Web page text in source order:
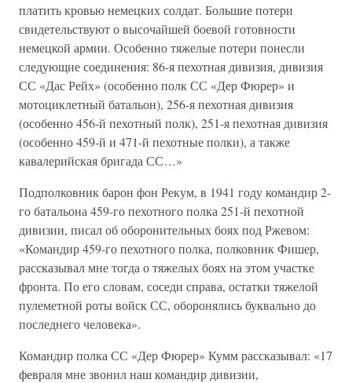
платить кровью немецких солдат. Большие потери
свидетельствуют о высочайшей боевой готовности
немецкой армии. Особенно тяжелые потери понесли
следующие соединения: 86-я пехотная дивизия, дивизия
СС «Дас Рейх» (особенно полк СС «Дер Фюрер» и
мотоциклетный батальон), 256-я пехотная дивизия
(особенно 456-й пехотный полк), 251-я пехотная дивизия
(особенно 459-й и 471-й пехотные полки), а также
кавалерийская бригада СС…»
Подполковник барон фон Рекум, в 1941 году командир 2-
го батальона 459-го пехотного полка 251-й пехотной
дивизии, писал об оборонительных боях под Ржевом:
«Командир 459-го пехотного полка, полковник Фишер,
рассказывал мне тогда о тяжелых боях на этом участке
фронта. По его словам, соседи справа, остатки тяжелой
пулеметной роты войск СС, оборонялись буквально до
последнего человека».
Командир полка СС «Дер Фюрер» Кумм рассказывал: «17
февраля мне звонил наш командир дивизии,